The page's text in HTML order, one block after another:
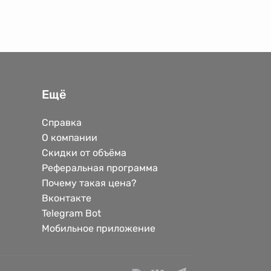
Ещё
Справка
О компании
Скидки от объёма
Реферальная программа
Почему такая цена?
Вконтакте
Telegram Bot
Мобильное приложение